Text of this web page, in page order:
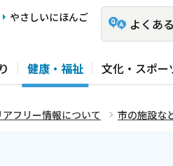
やさしいにほんご よくあ
健康・福祉 文化・スポー
アフリー情報について 市の施設な